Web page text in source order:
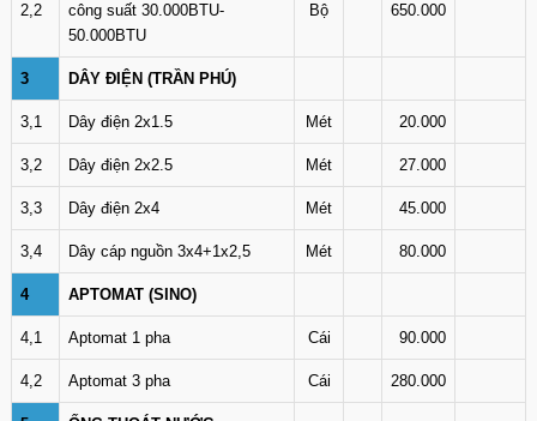
2,2
công suất 30.000BTU-
50.000BTU
Bộ 650.000
3 DÂY ĐIỆN (TRẦN PHÚ)
3,1 Dây điện 2x1.5 Mét 20.000
3,2 Dây điện 2x2.5 Mét 27.000
3,3 Dây điện 2x4 Mét 45.000
3,4 Dây cáp nguồn 3x4+1x2,5 Mét 80.000
4 APTOMAT (SINO)
4,1 Aptomat 1 pha Cái 90.000
4,2 Aptomat 3 pha Cái 280.000